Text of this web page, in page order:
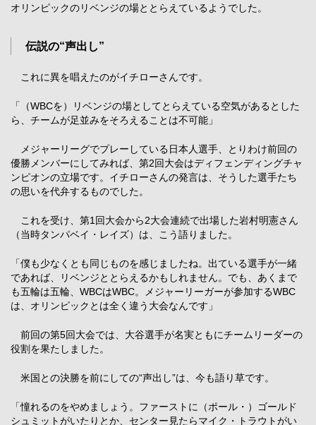
オリンピックのリベンジの場ととらえているようでした。
伝説の“声出し”
これに異を唱えたのがイチローさんです。
「（WBCを）リベンジの場としてとらえている空気があるとした
ら、チームが足並みをそろえることは不可能」
メジャーリーグでプレーしている日本人選手、とりわけ前回の
優勝メンバーにしてみれば、第2回大会はディフェンディングチャ
ンピオンの立場です。イチローさんの発言は、そうした選手たち
の思いを代弁するものでした。
これを受け、第1回大会から2大会連続で出場した岩村明憲さん
（当時タンパベイ・レイズ）は、こう語りました。
「僕も少なくとも同じものを感じましたね。出ている選手が一緒
であれば、リベンジととらえるかもしれません。でも、あくまで
も五輪は五輪、WBCはWBC。メジャーリーガーが参加するWBC
は、オリンピックとは全く違う大会なんです」
前回の第5回大会では、大谷選手が名実ともにチームリーダーの
役割を果たしました。
米国との決勝を前にしての“声出し”は、今も語り草です。
「憧れるのをやめましょう。ファーストに（ポール・）ゴールド
シュミットがいたりとか、センター見たらマイク・トラウトがい